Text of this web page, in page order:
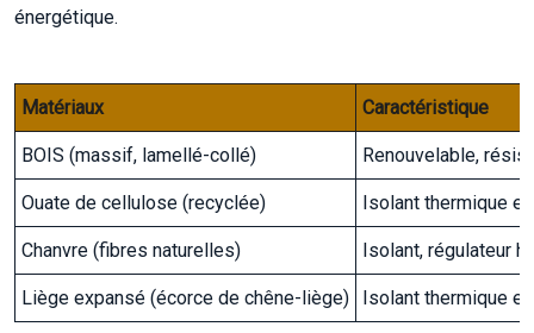
énergétique.
Matériaux Caractéristique
BOIS (massif, lamellé-collé) Renouvelable,
Ouate de cellulose (recyclée) Isolant thermique et
Chanvre (fibres naturelles) Isolant, régulateur
Liège expansé (écorce de chêne-liège) Isolant thermique et